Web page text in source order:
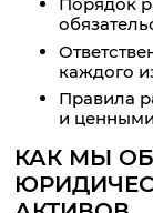
Порядок
каждого
Правила
и
КАК МЫ